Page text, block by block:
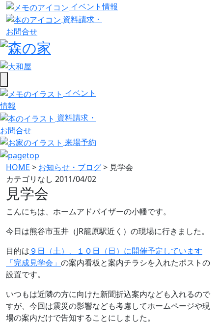
イベント情報
資料請求・
お問合せ
イベント
情報
資料請求・
お問合せ
来場予約
HOME > お知らせ・ブログ> 見学会
カテゴリなし 2011/04/02
見学会
こんにちは、ホームアドバイザーの小幡です。
今日は熊谷市玉井（JR籠原駅近く）の現場に行きました。
目的は ９日（土）、１０日（日）に開催予定しています
「完成見学会」 の案内看板と案内チラシを入れたポストの
設置です。
いつもは近隣の方に向けた新聞折込案内なども入れるので
すが、今回は震災の影響なども考慮してホームページや現
場の案内だけで告知することにしました。